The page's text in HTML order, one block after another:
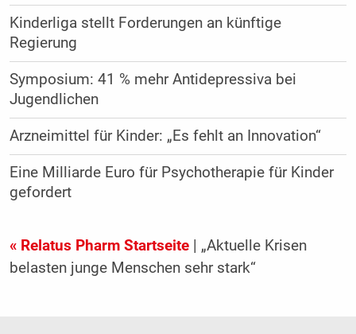
Kinderliga stellt Forderungen an künftige
Regierung
Symposium: 41 % mehr Antidepressiva bei
Jugendlichen
Arzneimittel für Kinder: „Es fehlt an Innovation“
Eine Milliarde Euro für Psychotherapie für Kinder
gefordert
« Relatus Pharm Startseite| „Aktuelle Krisen
belasten junge Menschen sehr stark“